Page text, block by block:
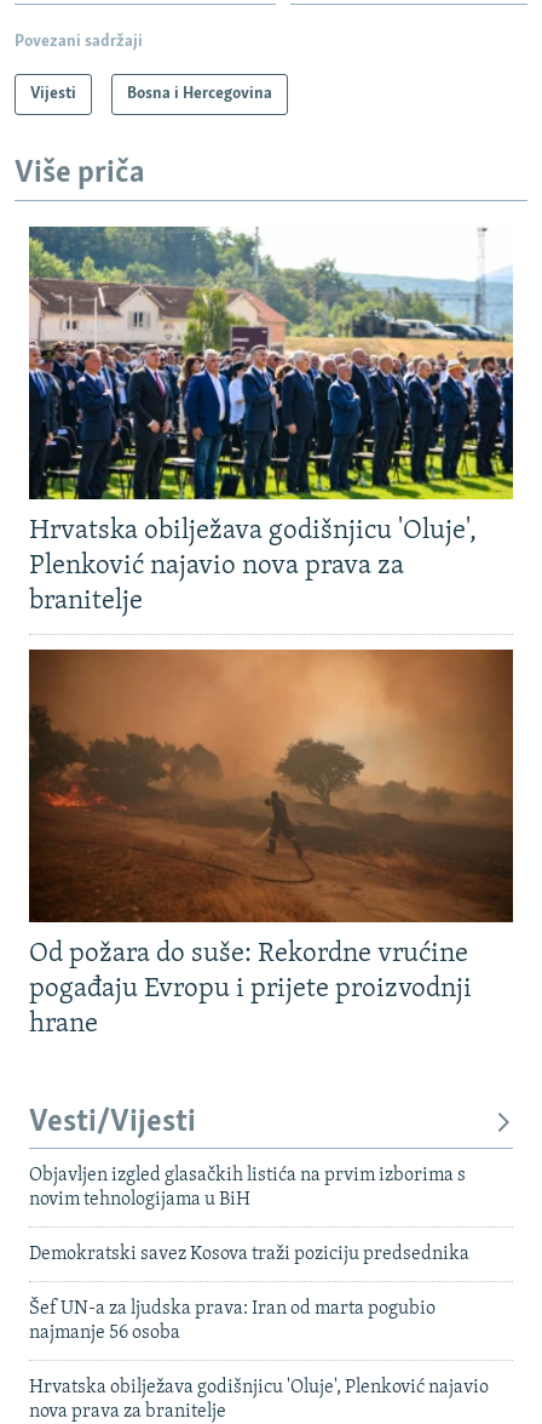
Povezani sadržaji
Vijesti Bosna i Hercegovina
Više priča
Hrvatska obilježava godišnjicu 'Oluje',
Plenković najavio nova prava za
branitelje
Od požara do suše: Rekordne vrućine
pogađaju Evropu i prijete proizvodnji
hrane
Vesti/Vijesti
Objavljen izgled glasačkih listića na prvim izborima s
novim tehnologijama u BiH
Demokratski savez Kosova traži poziciju predsednika
Šef UN-a za ljudska prava: Iran od marta pogubio
najmanje 56 osoba
Hrvatska obilježava godišnjicu 'Oluje', Plenković najavio
nova prava za branitelje